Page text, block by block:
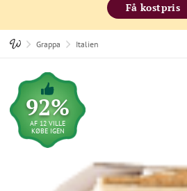
Få kostpris
Grappa Italien
92%
AF 12 VILLE
KØBE IGEN